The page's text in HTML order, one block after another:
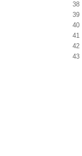
38
39
40
41
42
43